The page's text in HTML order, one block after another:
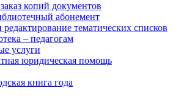
копий документов
абонемент
редактирование тематических списков
– педагогам
услуги
юридическая помощь
книга года